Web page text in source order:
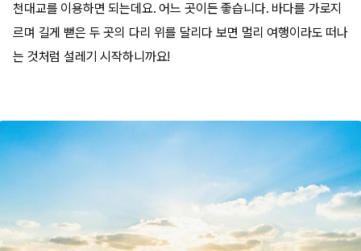
천대교를 이용하면 되는데요. 어느 곳이든 좋습니다. 바다를 가로지
르며 길게 뻗은 두 곳의 다리 위를 달리다 보면 멀리 여행이라도 떠나
는 것처럼 설레기 시작하니까요!​